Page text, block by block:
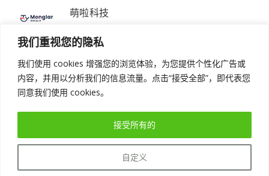
我们重视您的隐私
我们使用 cookies 增强您的浏览体验，为您提供个性化广告或
内容，并用以分析我们的信息流量。点击“接受全部”，即代表您
同意我们使用 cookies。
自定义
接受所有的
萌啦科技
免费体验AI驱动的增长型CRM
实现业绩增长